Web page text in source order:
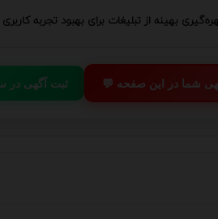
بهینه از تبلیغات برای بهبود تجربه
📢 ثبت آگهی در شما در این صفحه